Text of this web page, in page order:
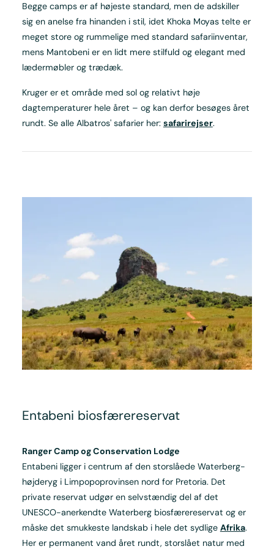
Begge camps er af højeste standard, men de adskiller
sig en anelse fra hinanden i stil, idet Khoka Moyas telte er
meget store og rummelige med standard safariinventar,
mens Mantobeni er en lidt mere stilfuld og elegant med
lædermøbler og trædæk.
Kruger er et område med sol og relativt høje
dagtemperaturer hele året – og kan derfor besøges året
rundt. Se alle Albatros' safarier her: safarirejser.
Entabeni biosfære­reservat
Ranger Camp og Conservation Lodge
Entabeni ligger i centrum af den storslåede Waterberg-
højderyg i Limpopoprovinsen nord for Pretoria. Det
private reservat udgør en selvstændig del af det
UNESCO-anerkendte Waterberg biosfærereservat og er
måske det smukkeste landskab i hele det sydlige Afrika.
Her er permanent vand året rundt, storslået natur med